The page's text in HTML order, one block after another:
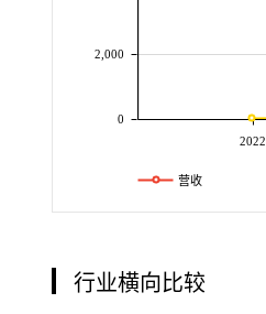
2022
0
2,000
营收
行业横向比较